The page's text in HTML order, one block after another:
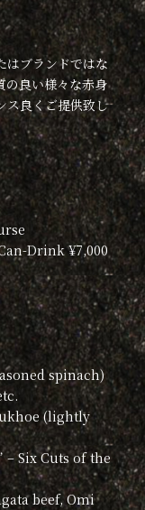
はブランドではな
の良い様々な赤身
ス良くご提供致し
Drink ¥7,000
spinach)
(lightly
– Six Cuts of the
beef, Omi